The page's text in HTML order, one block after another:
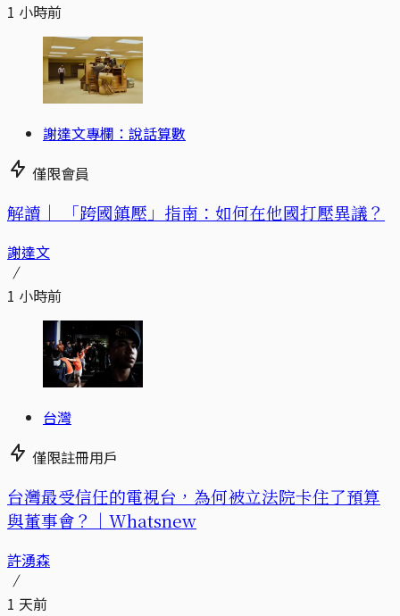
1 小時前
謝達文專欄：說話算數
僅限會員
解讀｜ 「跨國鎮壓」指南：如何在他國打壓異議？
謝達文
1 小時前
台灣
僅限註冊用戶
台灣最受信任的電視台，為何被立法院卡住了預算
與董事會？｜Whatsnew
許湧森
1 天前